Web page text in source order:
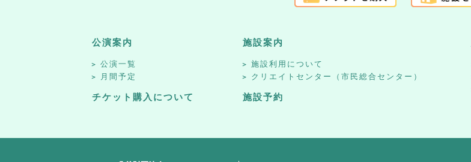
公演案内
公演一覧
月間予定
チケット購入について
施設案内
施設利用について
クリエイトセンター（市民総合センター）
施設予約